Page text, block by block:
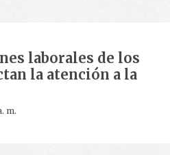
laborales de los
la atención a la
m.